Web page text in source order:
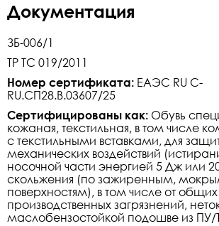
Документация
ЗБ-006/1
ТР ТС 019/2011
Номер сертификата: ЕАЭС RU C-
RU.СП28.В.03607/25
Сертифицированы как: Обувь
кожаная, текстильная, в том числе
с текстильными вставками, для
механических воздействий
носочной части энергией 5 Дж или
скольжения (по зажиренным,
поверхностям), в том числе от общих
производственных загрязнений,
маслобензостойкой подошве из ПУ/